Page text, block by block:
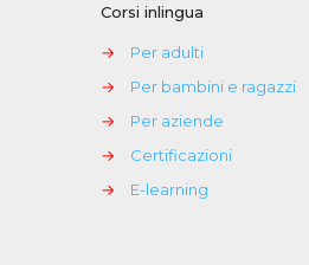
Corsi inlingua
→
Per adulti
→
Per bambini e ragazzi
→
Per aziende
→
Certificazioni
→
E-learning